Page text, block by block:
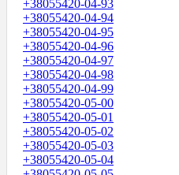
+38055420-04-93
+38055420-04-94
+38055420-04-95
+38055420-04-96
+38055420-04-97
+38055420-04-98
+38055420-04-99
+38055420-05-00
+38055420-05-01
+38055420-05-02
+38055420-05-03
+38055420-05-04